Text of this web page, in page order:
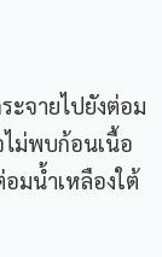
ะจายไปยังต่อม
ไม่พบก้อนเนื้อ
อมน้ำเหลืองใต้